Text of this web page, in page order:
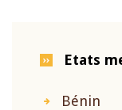
Etats
Bénin